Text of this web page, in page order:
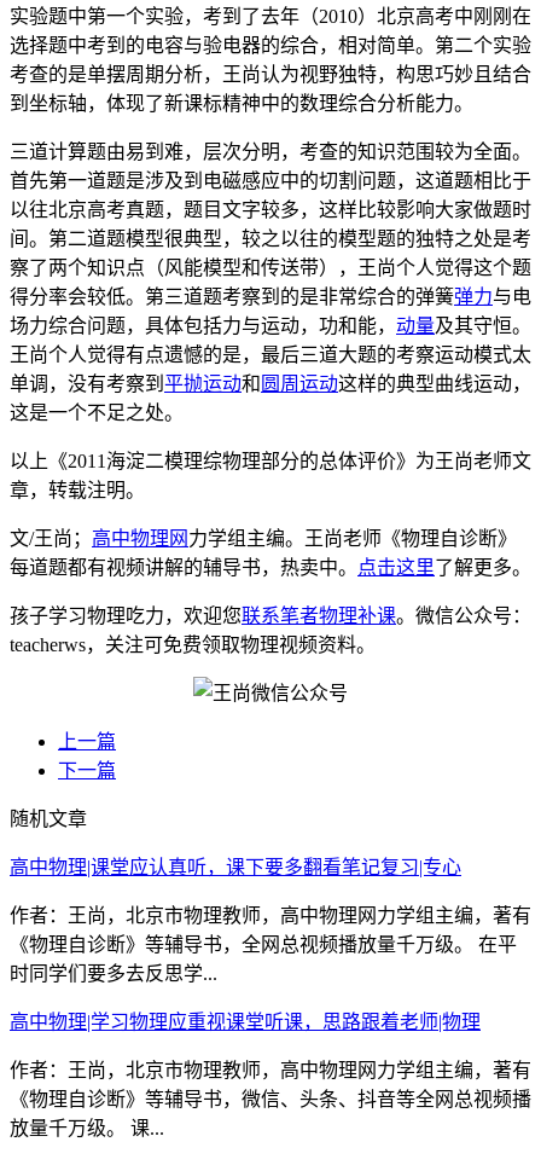
实验题中第一个实验，考到了去年（2010）北京高考中刚刚在
选择题中考到的电容与验电器的综合，相对简单。第二个实验
考查的是单摆周期分析，王尚认为视野独特，构思巧妙且结合
到坐标轴，体现了新课标精神中的数理综合分析能力。
三道计算题由易到难，层次分明，考查的知识范围较为全面。
首先第一道题是涉及到电磁感应中的切割问题，这道题相比于
以往北京高考真题，题目文字较多，这样比较影响大家做题时
间。第二道题模型很典型，较之以往的模型题的独特之处是考
察了两个知识点（风能模型和传送带），王尚个人觉得这个题
得分率会较低。第三道题考察到的是非常综合的弹簧弹力与电
场力综合问题，具体包括力与运动，功和能， 动量及其守恒。
王尚个人觉得有点遗憾的是，最后三道大题的考察运动模式太
单调，没有考察到 平抛运动和 圆周运动这样的典型曲线运动，
这是一个不足之处。
以上《2011海淀二模理综物理部分的总体评价》为王尚老师文
章，转载注明。
文/王尚； 高中物理网 力学组主编。王尚老师《物理自诊断》
每道题都有视频讲解的辅导书，热卖中。
点击这里了解更多。
孩子学习物理吃力，欢迎您联系笔者物理补课。微信公众号：
teacherws，关注可免费领取物理视频资料。
上一篇
下一篇
随机文章
高中物理|课堂应认真听，课下要多翻看笔记复习|专心
作者：王尚，北京市物理教师，高中物理网力学组主编，著有
《物理自诊断》等辅导书，全网总视频播放量千万级。 在平
时同学们要多去反思学...
高中物理|学习物理应重视课堂听课，思路跟着老师|物理
作者：王尚，北京市物理教师，高中物理网力学组主编，著有
《物理自诊断》等辅导书，微信、头条、抖音等全网总视频播
放量千万级。 课...